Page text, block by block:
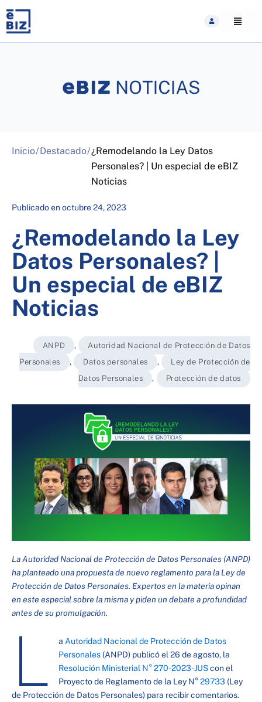
content
Inicio/Destacado/¿Remodelando la Ley Datos
Personales? | Un especial de eBIZ
Noticias
Publicado enoctubre 24, 2023
¿Remodelando la Ley
Datos Personales? |
Un especial de eBIZ
Noticias
ANPD ,
Autoridad Nacional de Protección de Datos
Personales
, Datos personales ,
Ley de Protección de
Datos Personales
, Protección de datos
La Autoridad Nacional de Protección de Datos Personales (ANPD)
ha planteado una propuesta de nuevo reglamento para la Ley de
Protección de Datos Personales. Expertos en la materia opinan
en este especial sobre la misma y piden un debate a profundidad
antes de su promulgación.
L a Autoridad Nacional de Protección de Datos
Personales(ANPD) publicó el 26 de agosto, la
Resolución Ministerial N° 270-2023-JUScon el
Proyecto de Reglamento de la Ley N°29733(Ley
de Protección de Datos Personales) para recibir comentarios.